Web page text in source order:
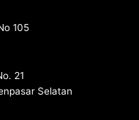
105
21
Selatan